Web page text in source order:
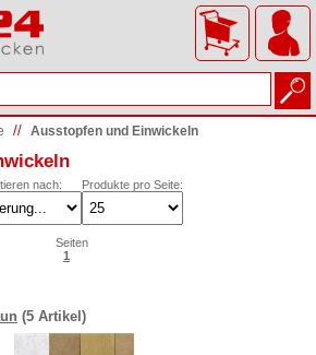
// Ausstopfen und Einwickeln
nach: Produkte pro Seite:
Seiten
1
(5 Artikel)